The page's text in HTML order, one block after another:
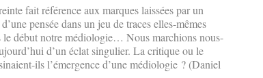
fait référence aux marques laissées par un
pensée dans un jeu de traces elles-mêmes
le début notre médiologie… Nous marchions nous-
d’un éclat singulier. La critique ou le
ils l’émergence d’une médiologie ? (Daniel